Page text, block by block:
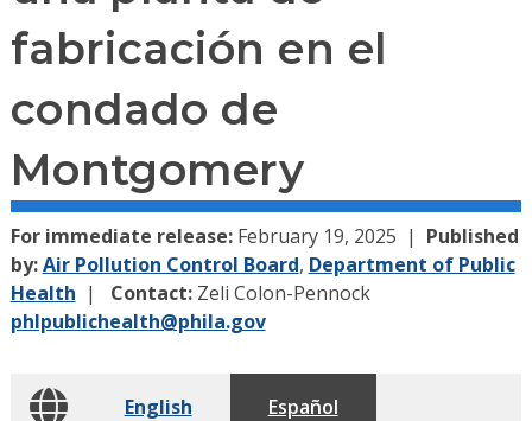
fabricación en el
condado de
Montgomery
For immediate release: February 19, 2025
Published
by: Air Pollution Control Board, Department of Public
Health
Contact: Zeli Colon-Pennock
phlpublichealth@phila.gov
English Español